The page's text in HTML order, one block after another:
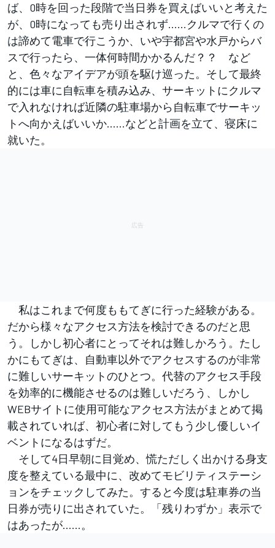
ば、0時を回った段階で当日券を買えばいいと考えた
が、0時になっても売り出されず……クルマで行くの
は諦めて電車で行こうか、いや宇都宮や水戸からバ
スで行ったら、一体何時間かかるんだ？？ など
と、色々なアイデアが頭を駆け巡った。そして最終
的には車に自転車を積み込み、サーキットにクルマ
で入れなければ近隣の駐車場から自転車でサーキッ
トへ向かえばいいか……などと計画を立て、寝床に
就いた。
私はこれまで何度ももてぎに行った経験がある。
だから様々なアクセス方法を検討できるのだと思
う。しかし初心者にとってそれは難しかろう。たし
かにもてぎは、自動車以外でアクセスするのが非常
に難しいサーキットのひとつ。代替のアクセス手段
を効率的に機能させるのは難しいだろう、しかし
WEBサイトに使用可能なアクセス方法がまとめて掲
載されていれば、初心者に対してもう少し優しいイ
ベントになるはずだ。
そして4日早朝に目覚め、慌ただしく出かける身支
度を整えている最中に、改めてモビリティステーシ
ョンをチェックしてみた。すると今度は駐車券の当
日券が売りに出されていた。「残りわずか」表示で
はあったが……。